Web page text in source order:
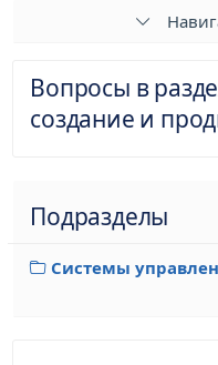
Вопросы в
создание и
Подразделы
Системы